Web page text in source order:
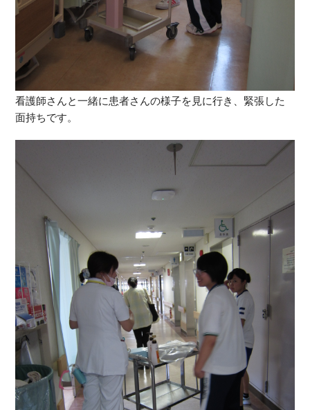
看護師さんと一緒に患者さんの様子を見に行き、緊張した
面持ちです。